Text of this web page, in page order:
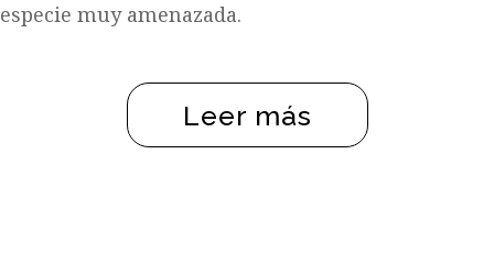
especie muy amenazada.
Leer más